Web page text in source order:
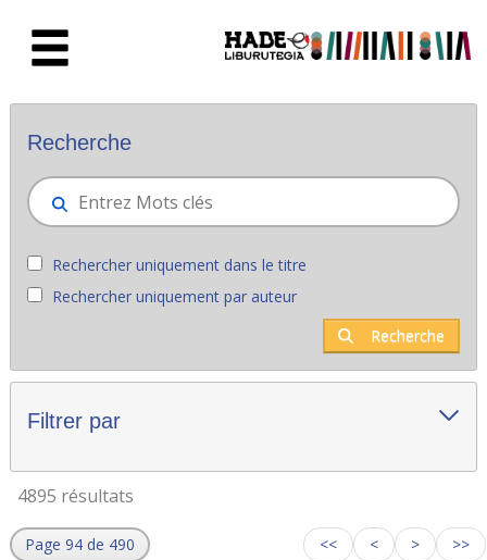
Nouveaux livres - Liburutegia
Recherche
Rechercher uniquement dans le titre
Rechercher uniquement par auteur
Recherche
Filtrer par
4895 résultats
Page 94 de 490 << < > >>